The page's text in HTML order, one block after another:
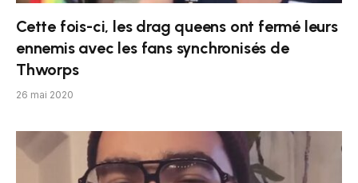
Cette fois-ci, les drag queens ont fermé leurs
ennemis avec les fans synchronisés de
Thworps
26 mai 2020